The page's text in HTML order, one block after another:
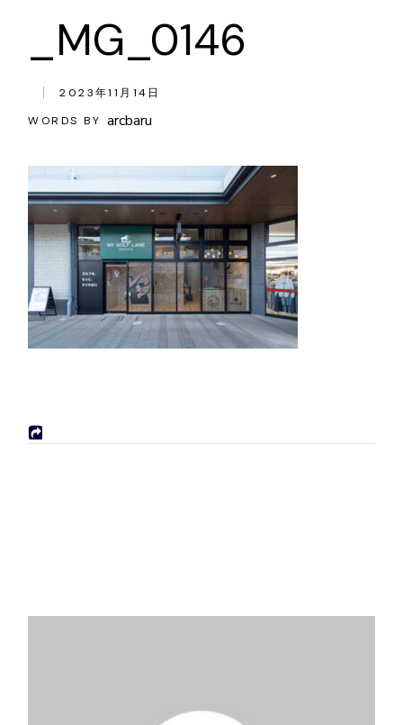
_MG_0146
2023年11月14日
WORDS BY arcbaru